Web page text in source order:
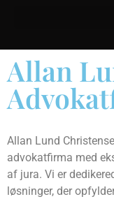
Allan
Allan Lund
advokatfirma med
af jura. Vi er
løsninger, der